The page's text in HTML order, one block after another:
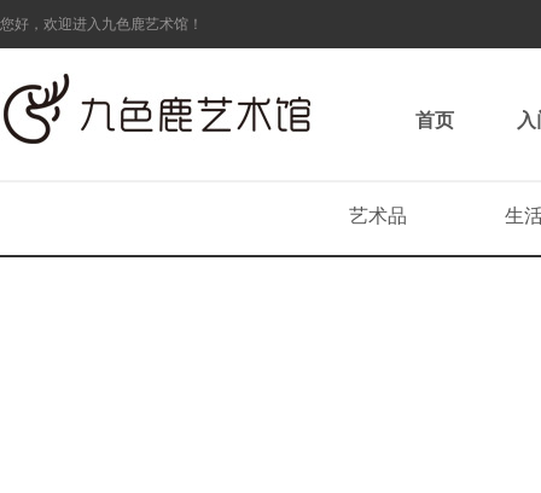
您好，欢迎进入九色鹿艺术馆！
首页
艺术品 生